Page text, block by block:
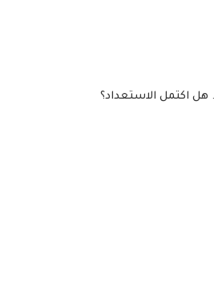
هل اكتمل الاستعداد؟